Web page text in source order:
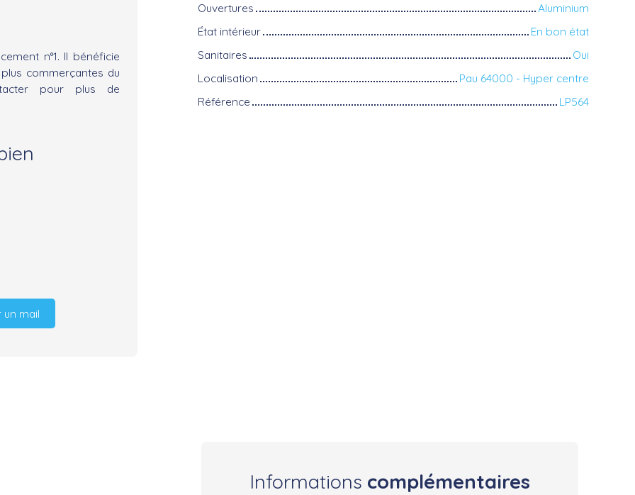
n°1. Il bénéficie
commerçantes du
pour plus de
un mail
Ouvertures
Aluminium
État intérieur
En bon état
Sanitaires
Oui
Localisation
Pau 64000 - Hyper centre
Référence
LP564
Informations complémentaires